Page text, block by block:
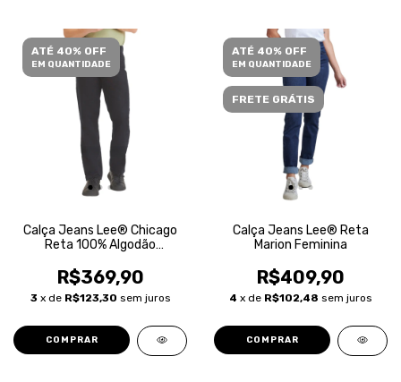
ATÉ 40% OFF
EM QUANTIDADE
Calça Jeans Lee® Chicago
Reta 100% Algodão
R$369,90
3 x de R$123,30 sem juros
COMPRAR
ATÉ 40% OFF
EM QUANTIDADE
FRETE GRÁTIS
Calça Jeans Lee® Reta
Marion Feminina
R$409,90
4 x de R$102,48 sem juros
COMPRAR